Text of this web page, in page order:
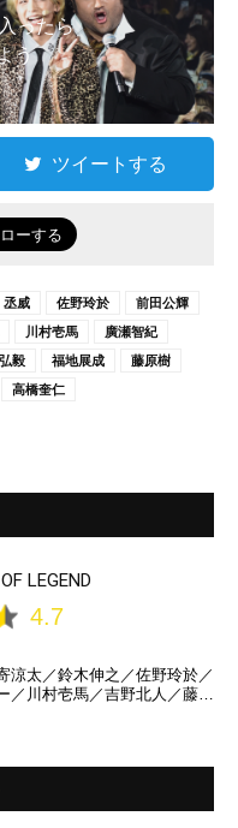
ったら
う
ツイートする
丞威 佐野玲於
前田公輝
川村壱馬
廣瀬智紀
毅 福地展成
藤原樹
高橋奎仁
LEGEND
4.7
涼太／鈴木伸之／佐野玲於／
／川村壱馬／吉野北人／藤原
町田啓太／清原翔／廣瀬智紀